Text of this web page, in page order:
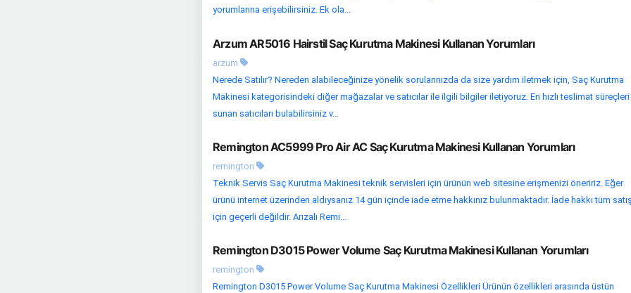
yorumlarına erişebilirsiniz. Ek ola...
Arzum AR5016 Hairstil Saç Kurutma Makinesi Kullanan Yorumları
arzum
Nerede Satılır? Nereden alabileceğinize yönelik sorularınızda da size yardım iletmek için, Saç Kurutma
Makinesi kategorisindeki diğer mağazalar ve satıcılar ile ilgili bilgiler iletiyoruz. En hızlı teslimat süreçleri
sunan satıcıları bulabilirsiniz v...
Remington AC5999 Pro Air AC Saç Kurutma Makinesi Kullanan Yorumları
remington
Teknik Servis Saç Kurutma Makinesi teknik servisleri için ürünün web sitesine erişmenizi öneririz. Eğer
ürünü internet üzerinden aldıysanız 14 gün içinde iade etme hakkınız bulunmaktadır. İade hakkı tüm
için geçerli değildir. Arızalı Remi...
Remington D3015 Power Volume Saç Kurutma Makinesi Kullanan Yorumları
remington
Remington D3015 Power Volume Saç Kurutma Makinesi Özellikleri Ürünün özellikleri arasında üstün